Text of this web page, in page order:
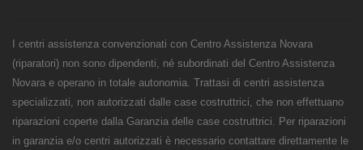
I centri assistenza convenzionati con Centro Assistenza Novara
(riparatori) non sono dipendenti, né subordinati del Centro Assistenza
Novara e operano in totale autonomia. Trattasi di centri assistenza
specializzati, non autorizzati dalle case costruttrici, che non effettuano
riparazioni coperte dalla Garanzia delle case costruttrici. Per riparazioni
in garanzia e/o centri autorizzati è necessario contattare direttamente le